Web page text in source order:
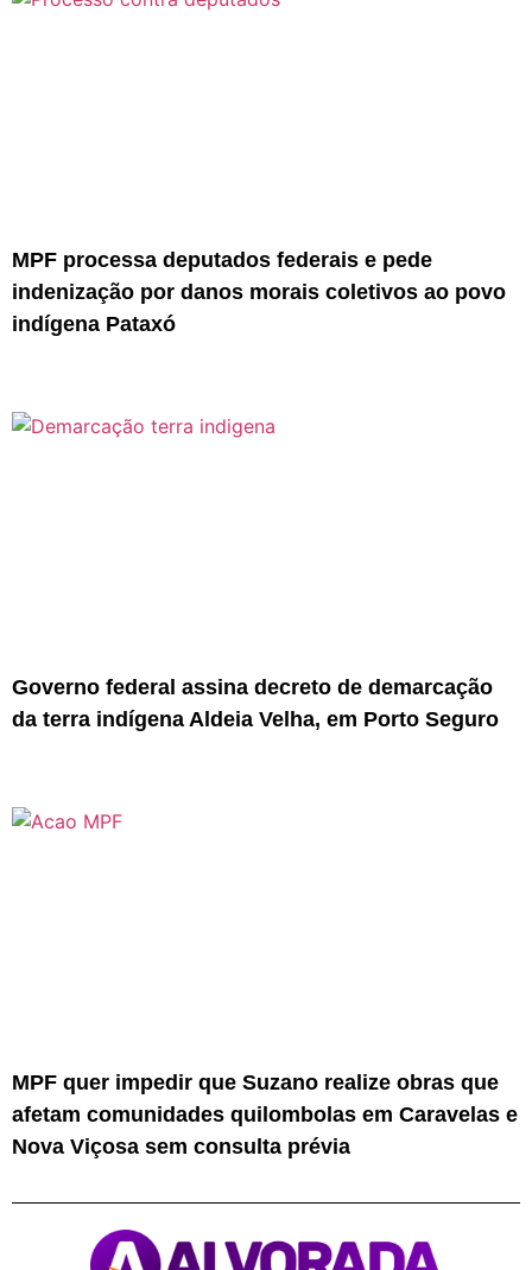
MPF processa deputados federais e pede
indenização por danos morais coletivos ao povo
indígena Pataxó
Governo federal assina decreto de demarcação
da terra indígena Aldeia Velha, em Porto Seguro
MPF quer impedir que Suzano realize obras que
afetam comunidades quilombolas em Caravelas e
Nova Viçosa sem consulta prévia